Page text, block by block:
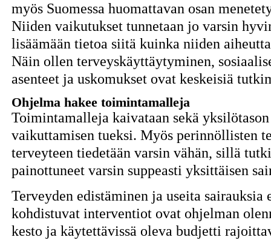
myös Suomessa huomattavan osan
Niiden vaikutukset tunnetaan jo varsin
lisäämään tietoa siitä kuinka niiden
Näin ollen terveyskäyttäytyminen,
asenteet ja uskomukset ovat keskeisiä
Ohjelma hakee toimintamalleja
Toimintamalleja kaivataan sekä
vaikuttamisen tueksi. Myös perinnöllisten
terveyteen tiedetään varsin vähän, sillä
painottuneet varsin suppeasti yksittäisen
Terveyden edistäminen ja useita
kohdistuvat interventiot ovat ohjelman
kesto ja käytettävissä oleva budjetti